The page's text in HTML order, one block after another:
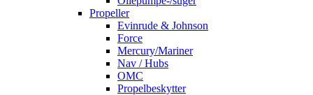
Propeller
Evinrude & Johnson
Force
Mercury/Mariner
Nav / Hubs
OMC
Propelbeskytter